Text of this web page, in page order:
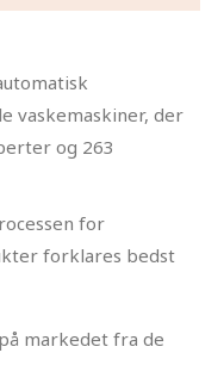
vaskemaskiner, der
og 263
for
forklares bedst
markedet fra de